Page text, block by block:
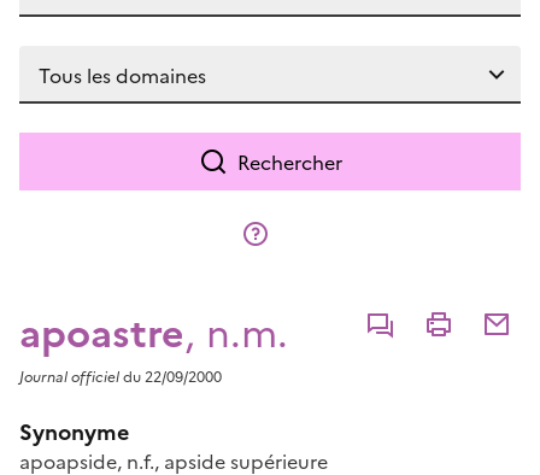
Rechercher
apoastre, n.m. CommenterImprimer
Journal officieldu 22/09/2000
Synonyme
apoapside, n.f., apside supérieure